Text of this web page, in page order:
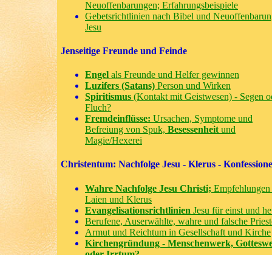
Neuoffenbarungen; Erfahrungsbeispiele
Gebetsrichtlinien nach Bibel und
Jesu
Jenseitige Freunde und Feinde
Engel als Freunde und Helfer gewinnen
Luzifers (Satans) Person und Wirken
Spiritismus (Kontakt mit Geistwesen) - Segen
Fluch?
Fremdeinflüsse: Ursachen, Symptome und
Befreiung von Spuk, Besessenheit und
Magie/Hexerei
Christentum: Nachfolge Jesu - Klerus -
Wahre Nachfolge Jesu Christi;
Laien und Klerus
Evangelisationsrichtlinien Jesu für einst und
Berufene, Auserwählte, wahre und falsche
Armut und Reichtum in Gesellschaft und Kirche
Kirchengründung - Menschenwerk,